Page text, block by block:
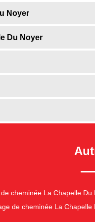
Noyer
Du Noyer
cheminée La Chapelle Du
de cheminée La Chapelle